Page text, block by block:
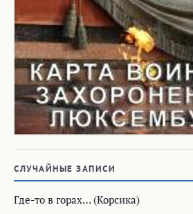
СЛУЧАЙНЫЕ ЗАПИСИ
Где-то в горах… (Корсика)